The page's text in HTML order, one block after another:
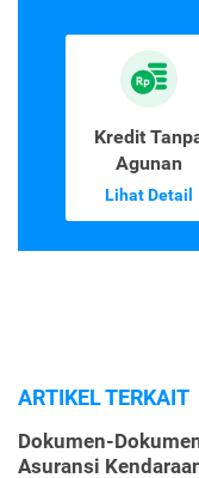
Kredit
Agunan
Lihat Detail
ARTIKEL TERKAIT
Dokumen-
Asuransi